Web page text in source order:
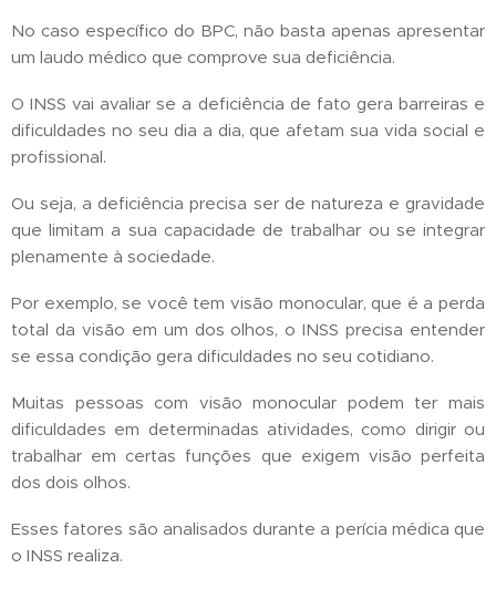
No caso específico do BPC, não basta apenas apresentar
um laudo médico que comprove sua deficiência.
O INSS vai avaliar se a deficiência de fato gera barreiras e
dificuldades no seu dia a dia, que afetam sua vida social e
profissional.
Ou seja, a deficiência precisa ser de natureza e gravidade
que limitam a sua capacidade de trabalhar ou se integrar
plenamente à sociedade.
Por exemplo, se você tem visão monocular, que é a perda
total da visão em um dos olhos, o INSS precisa entender
se essa condição gera dificuldades no seu cotidiano.
Muitas pessoas com visão monocular podem ter mais
dificuldades em determinadas atividades, como dirigir ou
trabalhar em certas funções que exigem visão perfeita
dos dois olhos.
Esses fatores são analisados durante a perícia médica que
o INSS realiza.